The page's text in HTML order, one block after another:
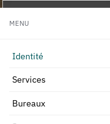
MENU
Identité
Services
Bureaux